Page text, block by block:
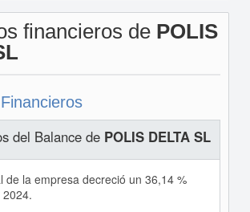
financieros de POLIS
del Balance de POLIS DELTA SL
de la empresa decreció un 36,14 %